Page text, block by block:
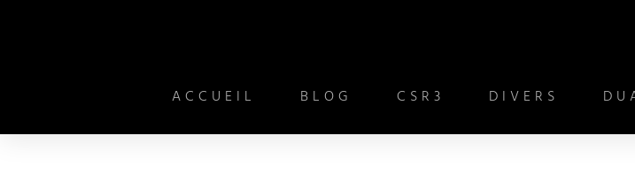
ACCUEIL BLOG CSR3 DIVERS